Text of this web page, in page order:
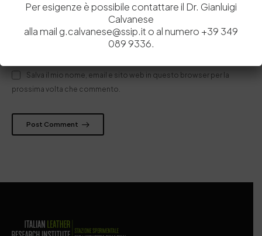
Salva il mio nome, email e sito web in questo browser per la
prossima volta che commento.
Post Comment
Per esigenze è possibile contattare il Dr. Gianluigi
Calvanese
alla mail g.calvanese@ssip.it o al numero +39 349
089 9336.